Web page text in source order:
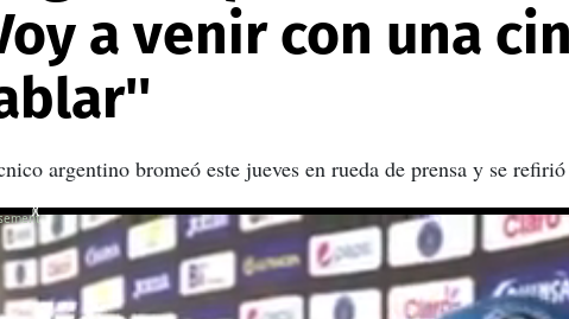
a venir con una
argentino bromeó este jueves en rueda de prensa y se
X
X
X